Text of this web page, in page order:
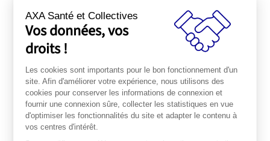
ne plus seulement parler de prévention,le moment est
venir d’agir.
Pour une entreprise, avoir des collaborateurs en
meilleure santé, c’est un atout supplémentaire dans un
monde où le rythme des défis s’accélère. Si l’entreprise
n’intègre pas ces questions, elle se met volontairement
en position de faiblesse par rapport à ses concurrents.
Par ailleurs, qui est légitime en France pour pousser ce
discours auprès de la population générale ? Uniquement
les soignants ? Ou bien tous les acteurs ayant un intérêt
AXA Santé et Collectives
Vos données, vos
droits !
Les cookies sont importants pour le bon fonctionnement d'un
site. Afin d'améliorer votre expérience, nous utilisons des
cookies pour conserver les informations de connexion et
fournir une connexion sûre, collecter les statistiques en vue
d'optimiser les fonctionnalités du site et adapter le contenu à
vos centres d'intérêt.